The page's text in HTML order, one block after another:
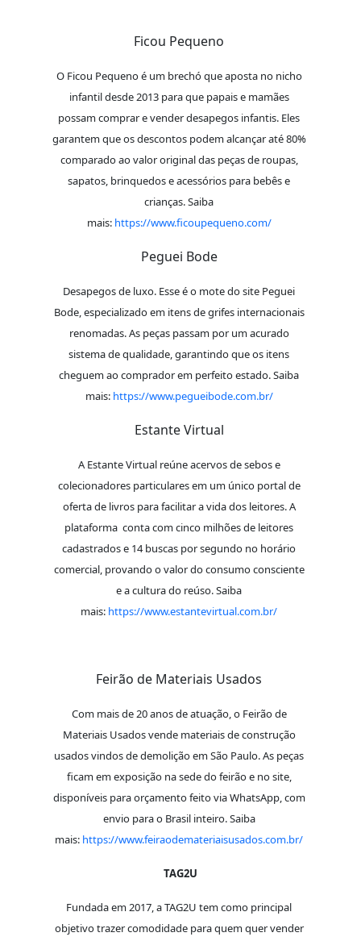
Ficou Pequeno
O Ficou Pequeno é um brechó que aposta no nicho
infantil desde 2013 para que papais e mamães
possam comprar e vender desapegos infantis. Eles
garantem que os descontos podem alcançar até 80%
comparado ao valor original das peças de roupas,
sapatos, brinquedos e acessórios para bebês e
crianças. Saiba
mais: https://www.ficoupequeno.com/
Peguei Bode
Desapegos de luxo. Esse é o mote do site Peguei
Bode, especializado em itens de grifes internacionais
renomadas. As peças passam por um acurado
sistema de qualidade, garantindo que os itens
cheguem ao comprador em perfeito estado. Saiba
mais: https://www.pegueibode.com.br/
Estante Virtual
A Estante Virtual reúne acervos de sebos e
colecionadores particulares em um único portal de
oferta de livros para facilitar a vida dos leitores. A
plataforma conta com cinco milhões de leitores
cadastrados e 14 buscas por segundo no horário
comercial, provando o valor do consumo consciente
e a cultura do reúso. Saiba
mais: https://www.estantevirtual.com.br/
Feirão de Materiais Usados
Com mais de 20 anos de atuação, o Feirão de
Materiais Usados vende materiais de construção
usados vindos de demolição em São Paulo. As peças
ficam em exposição na sede do feirão e no site,
disponíveis para orçamento feito via WhatsApp, com
envio para o Brasil inteiro. Saiba
mais: https://www.feiraodemateriaisusados.com.br/
TAG2U
Fundada em 2017, a TAG2U tem como principal
objetivo trazer comodidade para quem quer vender